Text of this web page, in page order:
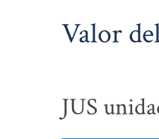
Valor
JUS